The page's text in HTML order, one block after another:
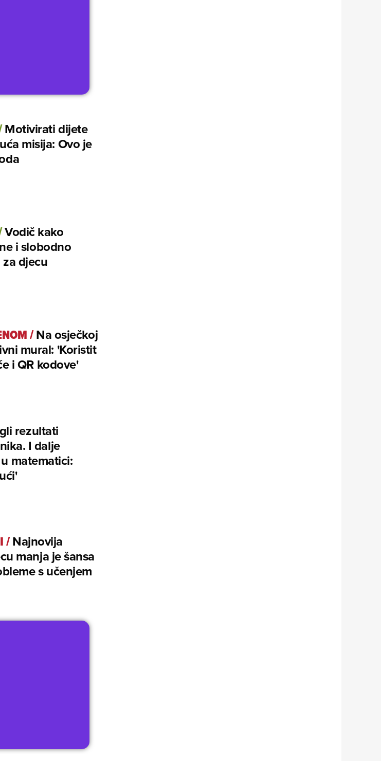
Motivirati dijete
misija: Ovo je
Vodič kako
i slobodno
djecu
/Na osječkoj
mural: 'Koristit
i QR kodove'
rezultati
I dalje
matematici:
/Najnovija
manja je šansa
s učenjem